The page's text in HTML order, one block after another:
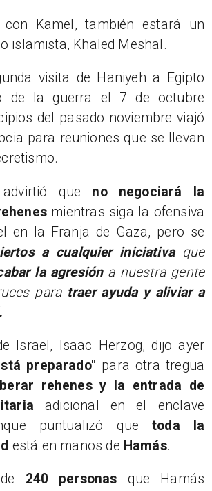
Kamel, también estará un
islamista, Khaled Meshal.
visita de Haniyeh a Egipto
de la guerra el 7 de octubre
del pasado noviembre viajó
para reuniones que se llevan
que no negociará la
mientras siga la ofensiva
en la Franja de Gaza, pero se
a cualquier iniciativa que
la agresión a nuestra gente
paratraer ayuda y aliviar a
Israel, Isaac Herzog, dijo ayer
preparado" para otra tregua
rehenes y la entrada de
adicional en el enclave
puntualizó quetoda la
está en manos de Hamás.
240 personas que Hamás